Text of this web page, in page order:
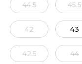
44.5 45.5
42 43
42.5 44